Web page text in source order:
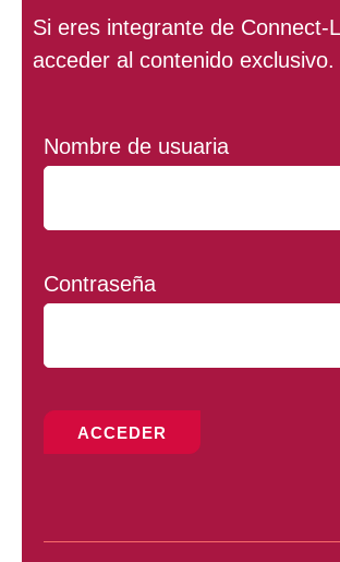
Si eres integrante de
acceder al contenido exclusivo.
Nombre de usuaria
Contraseña
ACCEDER